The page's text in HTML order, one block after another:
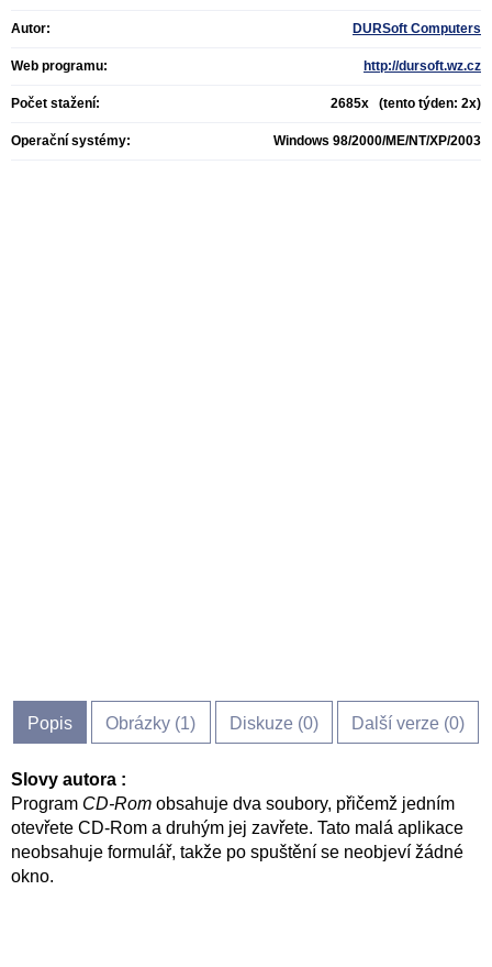
Autor: DURSoft Computers
Web programu: http://dursoft.wz.cz
Počet stažení: 2685x (tento týden: 2x)
Operační systémy: Windows 98/2000/ME/NT/XP/2003
Popis Obrázky (1) Diskuze (0) Další verze (0)
Slovy autora :
Program CD-Rom obsahuje dva soubory, přičemž jedním
otevřete CD-Rom a druhým jej zavřete. Tato malá aplikace
neobsahuje formulář, takže po spuštění se neobjeví žádné
okno.